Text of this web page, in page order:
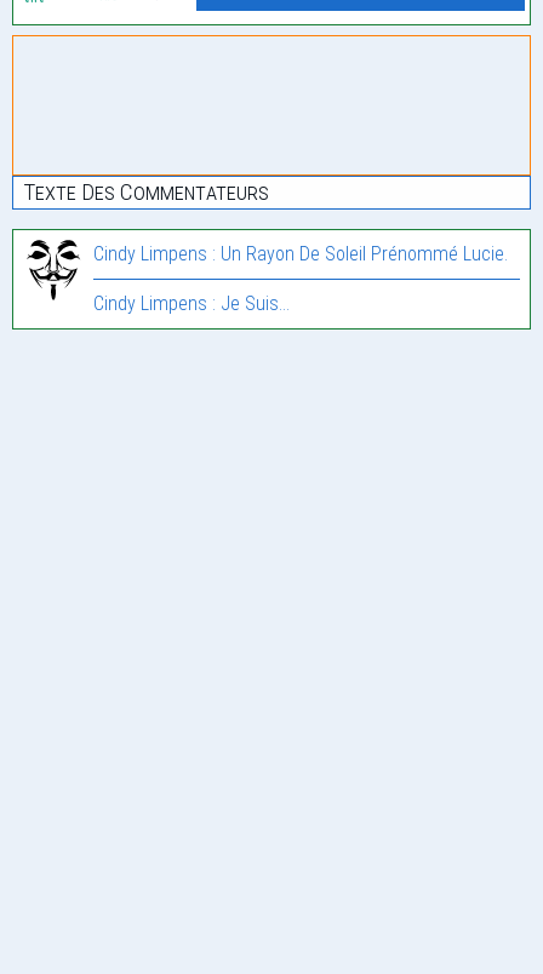
Texte Des Commentateurs
Cindy Limpens : Un Rayon De Soleil Prénommé Lucie.
Cindy Limpens : Je Suis…